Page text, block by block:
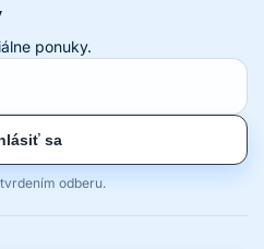
ponuky.
sa
odberu.